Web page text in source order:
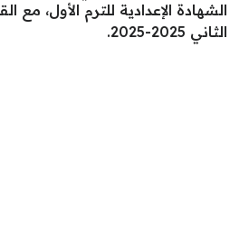
الشهادة الإعدادية للترم الأول، مع
الثاني 2025-2025.